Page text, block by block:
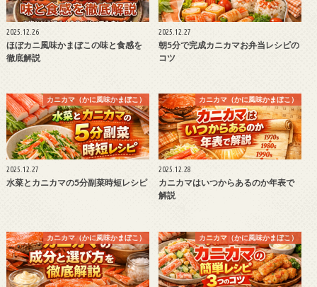
2025.12.26
ほぼカニ風味かまぼこの味と食感を
徹底解説
2025.12.27
朝5分で完成カニカマお弁当レシピの
コツ
カニカマ（かに風味かまぼこ）
2025.12.27
水菜とカニカマの5分副菜時短レシピ
カニカマ（かに風味かまぼこ）
2025.12.28
カニカマはいつからあるのか年表で
解説
カニカマ（かに風味かまぼこ） カニカマ（かに風味かまぼこ）